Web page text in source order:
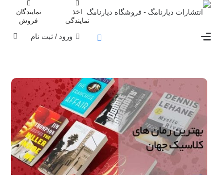
اخذ
نمایندگی
نمایندگان
فروش
ورود / ثبت نام